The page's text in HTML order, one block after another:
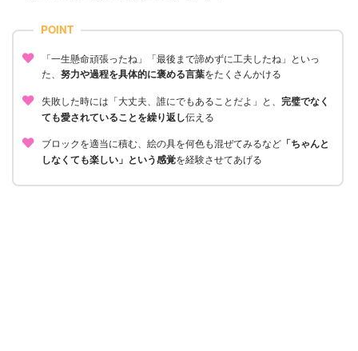
POINT
「一生懸命頑張ったね」「最後まで諦めずに工夫したね」といっ
た、 努力や過程を具体的に褒める言葉をたくさんかける
失敗した時には「大丈夫、誰にでもあることだよ」と、 完璧でなく
ても愛されていることを繰り返し伝える
ブロックを適当に積む、絵の具を何色も混ぜてみるなど「ちゃんと
しなくても楽しい」という感覚を経験させてあげる